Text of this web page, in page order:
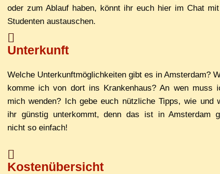
oder zum Ab­lauf ha­ben, könnt ihr euch hier im Chat
Stu­den­ten austauschen.
Unterkunft
Wel­che Un­ter­kunft­mög­lich­kei­ten gibt es in Ams­ter­dam?
kom­me ich von dort ins Kran­ken­haus? An wen muss
mich wen­den? Ich ge­be euch nütz­li­che Tipps, wie und
ihr güns­tig un­ter­kommt, denn das ist in Ams­ter­dam
nicht so einfach!
Kostenübersicht